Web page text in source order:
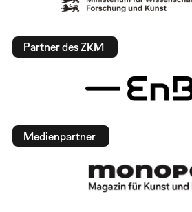
Partner des ZKM
Medienpartner